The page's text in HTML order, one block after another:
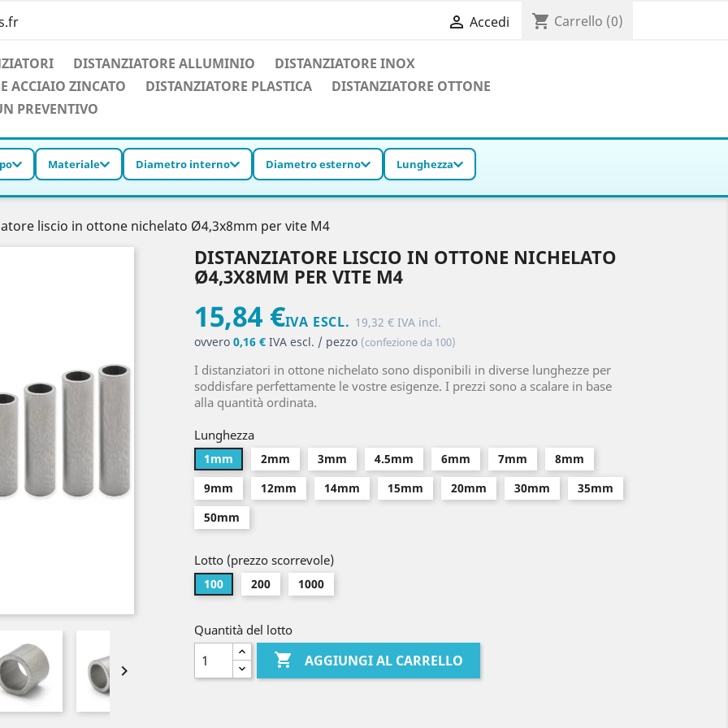
 Accedi shopping_cart Carrello (0)
DISTANZIATORE ALLUMINIO
DISTANZIATORE INOX
ACCIAIO ZINCATO
DISTANZIATORE PLASTICA
DISTANZIATORE OTTONE
PREVENTIVO
Materiale Diametro interno Diametro esterno Lunghezza
liscio in ottone nichelato Ø4,3x8mm per vite M4

DISTANZIATORE LISCIO IN OTTONE NICHELATO
Ø4,3X8MM PER VITE M4
15,84 €IVA ESCL. 19,32 € IVA incl.
ovvero 0,16 € IVA escl. / pezzo (confezione da 100)
I distanziatori in ottone nichelato sono disponibili in diverse lunghezze per
soddisfare perfettamente le vostre esigenze. I prezzi sono a scalare in base
alla quantità ordinata.
Lunghezza
1mm 2mm 3mm 4.5mm 6mm 7mm
8mm
9mm
12mm 14mm 15mm 20mm 30mm
35mm
50mm
Lotto (prezzo scorrevole)
100 200 1000
Quantità del lotto
 AGGIUNGI AL CARRELLO